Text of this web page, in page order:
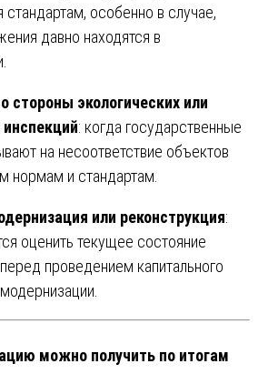
стандартам, особенно в случае,
давно находятся в
стороны экологических или
: когда государственные
на несоответствие объектов
нормам и стандартам.
или реконструкция:
оценить текущее состояние
проведением капитального
можно получить по итогам